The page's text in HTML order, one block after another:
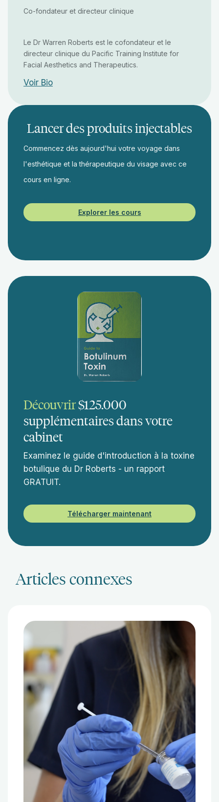
Co-fondateur et directeur clinique
Le Dr Warren Roberts est le cofondateur et le
directeur clinique du Pacific Training Institute for
Facial Aesthetics and Therapeutics.
Voir Bio
Lancer des produits injectables
Commencez dès aujourd'hui votre voyage dans
l'esthétique et la thérapeutique du visage avec ce
cours en ligne.
Explorer les cours
Découvrir$125.000
supplémentaires dans votre
cabinet
Examinez le guide d'introduction à la toxine
botulique du Dr Roberts - un rapport
GRATUIT.
Télécharger maintenant
Articles connexes